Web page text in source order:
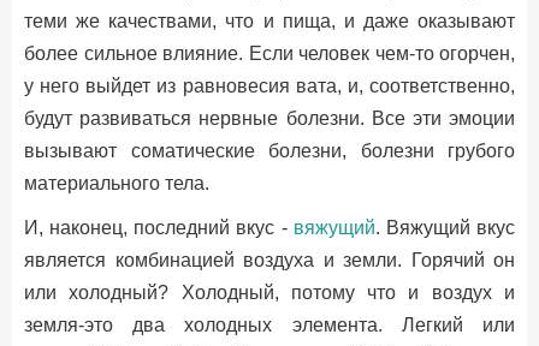
теми же качествами, что и пища, и даже оказывают
более сильное влияние. Если человек чем-то огорчен,
у него выйдет из равновесия вата, и, соответственно,
будут развиваться нервные болезни. Все эти эмоции
вызывают соматические болезни, болезни грубого
материального тела.
И, наконец, последний вкус - вяжущий. Вяжущий вкус
является комбинацией воздуха и земли. Горячий он
или холодный? Холодный, потому что и воздух и
земля-это два холодных элемента. Легкий или